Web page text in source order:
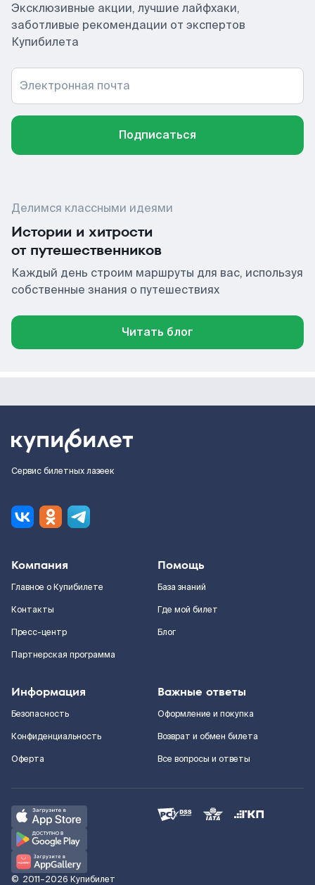
Эксклюзивные акции, лучшие лайфхаки,
заботливые рекомендации от экспертов
Купибилета
Электронная почта
Подписаться
Делимся классными идеями
Истории и хитрости
от путешественников
Каждый день строим маршруты для вас, используя
собственные знания о путешествиях
Читать блог
Сервис билетных лазеек
Компания
Главное о Купибилете
Контакты
Пресс-центр
Партнерская программа
Помощь
База знаний
Где мой билет
Блог
Информация
Безопасность
Конфиденциальность
Оферта
Важные ответы
Оформление и покупка
Возврат и обмен билета
Все вопросы и ответы
© 2011–2026 Купибилет